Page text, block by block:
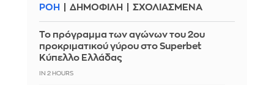
ΡΟΗ ΔΗΜΟΦΙΛΗ ΣΧΟΛΙΑΣΜΕΝΑ
Το πρόγραμμα των αγώνων του 2ου
προκριματικού γύρου στο Superbet
Κύπελλο Ελλάδας
IN 2 HOURS